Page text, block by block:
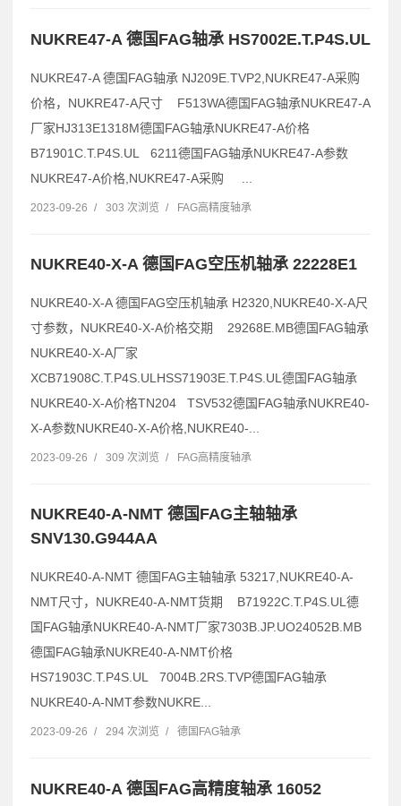
NUKRE47-A 德国FAG轴承 HS7002E.T.P4S.UL
NUKRE47-A 德国FAG轴承 NJ209E.TVP2,NUKRE47-A采购
价格，NUKRE47-A尺寸 F513WA德国FAG轴承NUKRE47-A
厂家HJ313E1318M德国FAG轴承NUKRE47-A价格
B71901C.T.P4S.UL 6211德国FAG轴承NUKRE47-A参数
NUKRE47-A价格,NUKRE47-A采购 ...
2023-09-26 / 303 次浏览 / FAG高精度轴承
NUKRE40-X-A 德国FAG空压机轴承 22228E1
NUKRE40-X-A 德国FAG空压机轴承 H2320,NUKRE40-X-A尺
寸参数，NUKRE40-X-A价格交期 29268E.MB德国FAG轴承
NUKRE40-X-A厂家
XCB71908C.T.P4S.ULHSS71903E.T.P4S.UL德国FAG轴承
NUKRE40-X-A价格TN204 TSV532德国FAG轴承NUKRE40-
X-A参数NUKRE40-X-A价格,NUKRE40-...
2023-09-26 / 309 次浏览 / FAG高精度轴承
NUKRE40-A-NMT 德国FAG主轴轴承
SNV130.G944AA
NUKRE40-A-NMT 德国FAG主轴轴承 53217,NUKRE40-A-
NMT尺寸，NUKRE40-A-NMT货期 B71922C.T.P4S.UL德
国FAG轴承NUKRE40-A-NMT厂家7303B.JP.UO24052B.MB
德国FAG轴承NUKRE40-A-NMT价格
HS71903C.T.P4S.UL 7004B.2RS.TVP德国FAG轴承
NUKRE40-A-NMT参数NUKRE...
2023-09-26 / 294 次浏览 / 德国FAG轴承
NUKRE40-A 德国FAG高精度轴承 16052